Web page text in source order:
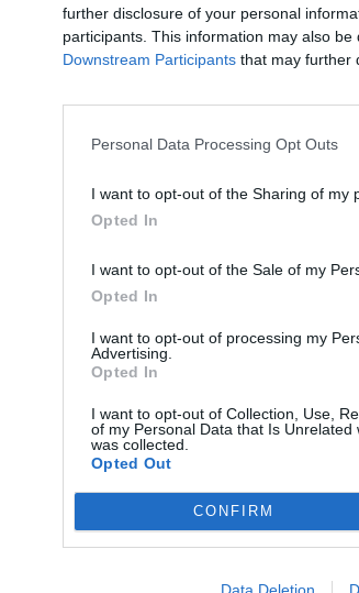
further disclosure of your personal
participants. This information may also
Downstream Participants that may further
Personal Data Processing Opt Outs
I want to opt-out of the Sharing of my
Opted In
I want to opt-out of the Sale of my
Opted In
I want to opt-out of processing my
Advertising.
Opted In
I want to opt-out of Collection, Use,
of my Personal Data that Is
was collected.
Opted Out
CONFIRM
Data Deletion
egy olyan képzésen, melynek elindítását nem
amelyet az országban kizárólag egyetlen
15 950 000 forintba kerül a képzés elvégzése.